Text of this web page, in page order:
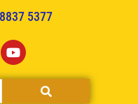
5377